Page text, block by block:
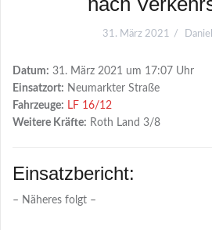
31. März 2021
Datum: 31. März 2021 um 17:07 Uhr
Einsatzort: Neumarkter Straße
Fahrzeuge: LF 16/12
Weitere Kräfte: Roth Land 3/8
Einsatzbericht:
– Näheres folgt –